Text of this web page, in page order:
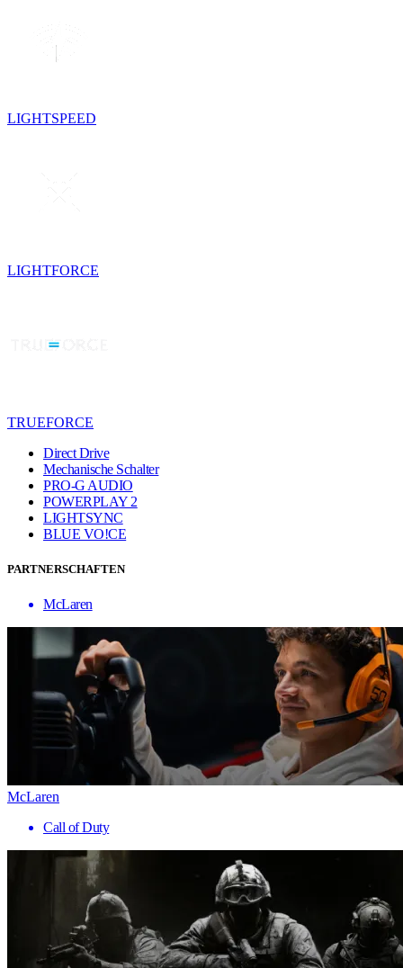
LIGHTSPEED
LIGHTFORCE
TRUEFORCE
Direct Drive
Mechanische Schalter
PRO-G AUDIO
POWERPLAY 2
LIGHTSYNC
BLUE VO!CE
PARTNERSCHAFTEN
McLaren
McLaren
Call of Duty